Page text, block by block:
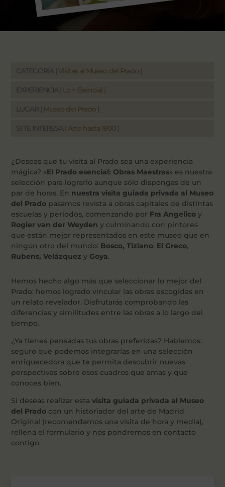
CATEGORÍA | Visitas al Museo del Prado
EXPERIENCIA | Lo + Esencial
LUGAR | Museo del Prado
SI TE INTERESA |Arte hasta 1900
¿Deseas que tu visita al Prado sea una experiencia
mágica? «El Prado esencial: Obras Maestras» es nuestra
selección para lograrlo aunque sólo dispongas de un
par de horas. En nuestra visita guiada privada al Museo
del Prado pasamos revista a obras capitales de distintas
escuelas y períodos, comenzando por Fra Angelicoy
Rogier van der Weydeny culminando con pintores
que están mejor representados en este museo que en
ningún otro del mundo: Bosco, Tiziano, El Greco,
Rubens,Velázquez y Goya.
Hemos hecho algo más que seleccionar lo mejor del
Prado: hemos logrado vincular las obras escogidas en
un relato revelador. Disfrutarás comprobando las
diferencias y similitudes entre las obras a lo largo del
tiempo.
¿Ya tienes pensadas tus obras preferidas? Hablemos:
seguro que podemos integrarlas en una selección
enriquecedora que te permita descubrir nuevas
perspectivas sobre esos cuadros que amas y que
conoces bien.
Si deseas realizar estavisita guiada privada al Museo
del Prado con un historiador del arte de Madrid
Original (recomendamos una visita de hora y media),
rellena el formulario y nos pondremos en contacto
contigo.